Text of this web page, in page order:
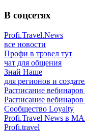
В соцсетях
Profi.Travel.News
все новости
Профи в трэвел тут
чат для общения
Знай Наше
для регионов и
Расписание
Расписание
Сообщество Loyalty
Profi.Travel News в
Profi.travel